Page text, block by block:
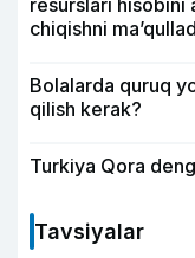
resurslari hisobini
chiqishni
Bolalarda quruq
qilish kerak?
Turkiya Qora
Tavsiyalar